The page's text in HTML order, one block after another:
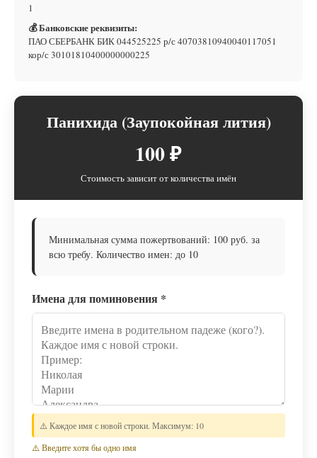
1
💰 Банковские реквизиты:
ПАО СБЕРБАНК БИК 044525225 р/с 40703810940040117051
кор/с 30101810400000000225
Панихида (Заупокойная лития)
100 ₽
Стоимость зависит от количества имён
Минимальная сумма пожертвований: 100 руб. за
всю требу. Количество имен: до 10
Имена для поминовения *
⚠️ Каждое имя с новой строки. Максимум: 10
⚠️ Введите хотя бы одно имя